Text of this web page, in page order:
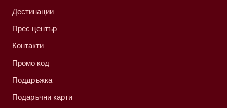
Дестинации
Прес център
Контакти
Промо код
Поддръжка
Подаръчни карти